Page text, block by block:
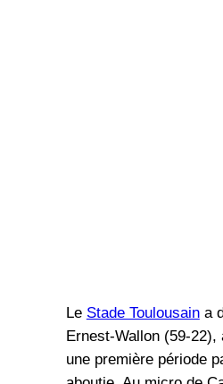
Le Stade Toulousaina
Ernest-Wallon (59-
une première période